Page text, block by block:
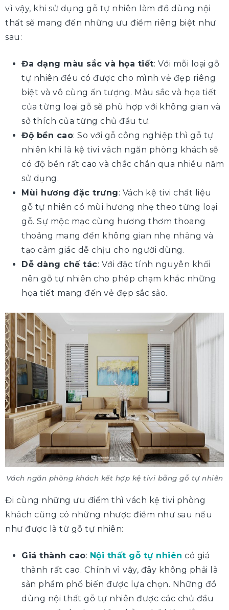
vì vậy, khi sử dụng gỗ tự nhiên làm đồ dùng nội
thất sẽ mang đến những ưu điểm riêng biệt như
sau:
Đa dạng màu sắc và họa tiết: Với mỗi loại gỗ
tự nhiên đều có được cho mình vẻ đẹp riêng
biệt và vô cùng ấn tượng. Màu sắc và họa tiết
của từng loại gỗ sẽ phù hợp với không gian và
sở thích của từng chủ đầu tư.
Độ bền cao: So với gỗ công nghiệp thì gỗ tự
nhiên khi là kệ tivi vách ngăn phòng khách sẽ
có độ bền rất cao và chắc chắn qua nhiều năm
sử dụng.
Mùi hương đặc trưng: Vách kệ tivi chất liệu
gỗ tự nhiên có mùi hương nhẹ theo từng loại
gỗ. Sự mộc mạc cùng hương thơm thoang
thoảng mang đến không gian nhẹ nhàng và
tạo cảm giác dễ chịu cho người dùng.
Dễ dàng chế tác: Với đặc tính nguyên khối
nên gỗ tự nhiên cho phép chạm khắc những
họa tiết mang đến vẻ đẹp sắc sảo.
Vách ngăn phòng khách kết hợp kệ tivi bằng gỗ tự nhiên
Đi cùng những ưu điểm thì vách kệ tivi phòng
khách cũng có những nhược điểm như sau nếu
như được là từ gỗ tự nhiên:
Giá thành cao: Nội thất gỗ tự nhiên có giá
thành rất cao. Chính vì vậy, đây không phải là
sản phẩm phổ biến được lựa chọn. Những đồ
dùng nội thất gỗ tự nhiên được các chủ đầu